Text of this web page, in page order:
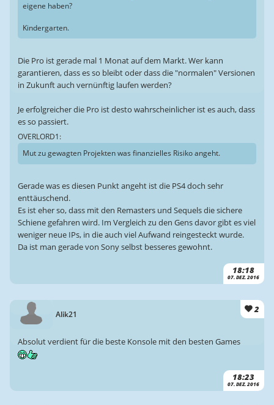
18:18
07. DEZ. 2016
eigene haben?
Kindergarten.
Die Pro ist gerade mal 1 Monat auf dem Markt. Wer kann
garantieren, dass es so bleibt oder dass die "normalen" Versionen
in Zukunft auch vernünftig laufen werden?
Je erfolgreicher die Pro ist desto wahrscheinlicher ist es auch, dass
es so passiert.
OVERLORD1:
Mut zu gewagten Projekten was finanzielles Risiko angeht.
Gerade was es diesen Punkt angeht ist die PS4 doch sehr
enttäuschend.
Es ist eher so, dass mit den Remasters und Sequels die sichere
Schiene gefahren wird. Im Vergleich zu den Gens davor gibt es viel
weniger neue IPs, in die auch viel Aufwand reingesteckt wurde.
Da ist man gerade von Sony selbst besseres gewohnt.
Alik21 2
18:23
07. DEZ. 2016
Absolut verdient für die beste Konsole mit den besten Games